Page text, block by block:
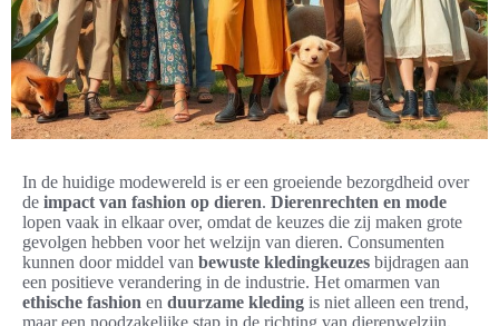
In de huidige modewereld is er een groeiende bezorgdheid over
de impact van fashion op dieren. Dierenrechten en mode
lopen vaak in elkaar over, omdat de keuzes die zij maken grote
gevolgen hebben voor het welzijn van dieren. Consumenten
kunnen door middel van bewuste kledingkeuzes bijdragen aan
een positieve verandering in de industrie. Het omarmen van
ethische fashion en duurzame kleding is niet alleen een trend,